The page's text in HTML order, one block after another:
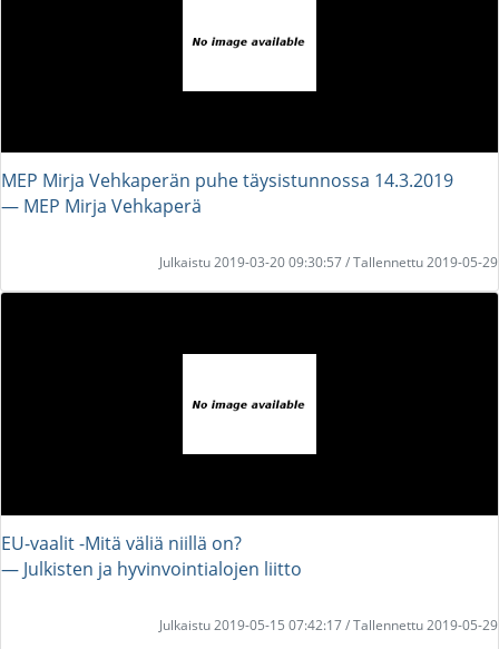
MEP Mirja Vehkaperän puhe täysistunnossa 14.3.2019
― MEP Mirja Vehkaperä
Julkaistu 2019-03-20 09:30:57 / Tallennettu 2019-05-29
EU-vaalit -Mitä väliä niillä on?
― Julkisten ja hyvinvointialojen liitto
Julkaistu 2019-05-15 07:42:17 / Tallennettu 2019-05-29